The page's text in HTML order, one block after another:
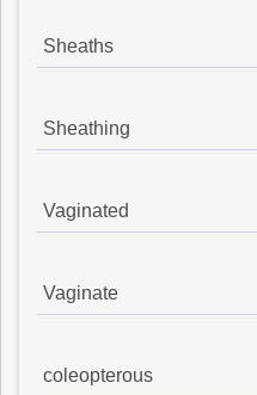
Sheaths
Sheathing
Vaginated
Vaginate
coleopterous